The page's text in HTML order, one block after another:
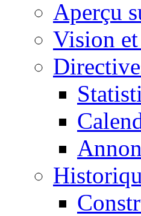
Aperçu
Vision